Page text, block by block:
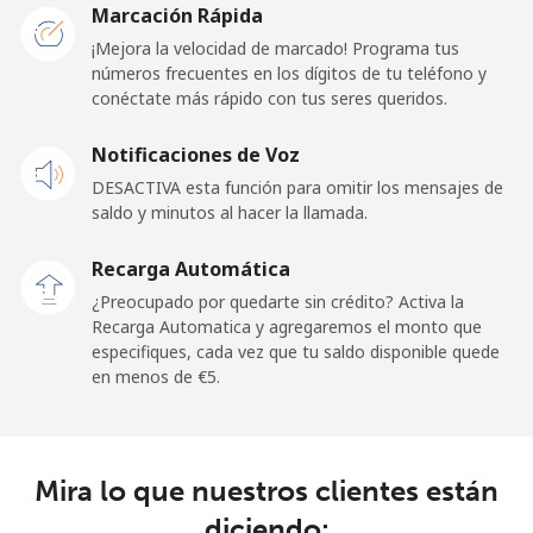
Línea fija ⁦1.5¢⁩
665 min por
⁦€10⁩
Ghana
Línea fija ⁦32.5¢⁩
⁦€10⁩
⁦25.9¢⁩
38 min por
-
Marcación Rápida
¡Mejora la velocidad de marcado! Programa tus
números frecuentes en los dígitos de tu teléfono y
conéctate más rápido con tus seres queridos.
Notificaciones de Voz
DESACTIVA esta función para omitir los mensajes de
saldo y minutos al hacer la llamada.
Recarga Automática
¿Preocupado por quedarte sin crédito? Activa la
Recarga Automatica y agregaremos el monto que
especifiques, cada vez que tu saldo disponible quede
en menos de ⁦€5⁩.
Mira lo que nuestros clientes están